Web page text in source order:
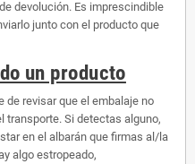
devolución. Es imprescindible
junto con el producto que
un producto
de revisar que el embalaje no
transporte. Si detectas alguno,
en el albarán que firmas al/la
algo estropeado,